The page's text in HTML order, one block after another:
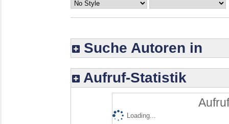
Suche Autoren in
Aufruf-Statistik
Loading...